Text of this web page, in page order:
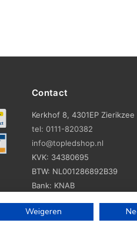
Contact
Kerkhof 8, 4301EP Zierikzee
tel: 0111-820382
info@topledshop.nl
KVK: 34380695
BTW: NL001286892B39
Bank: KNAB
Weigeren